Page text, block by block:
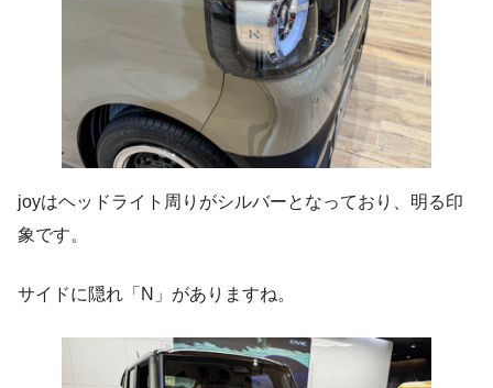
joyはヘッドライト周りがシルバーとなっており、明る印
象です。
サイドに隠れ「N」がありますね。